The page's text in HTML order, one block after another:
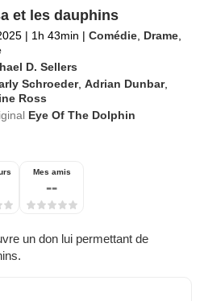
et les dauphins
| 1h 43min | Comédie, Drame,
D. Sellers
Schroeder,Adrian Dunbar,
Ross
Eye Of The Dolphin
Mes amis
--
un don lui permettant de